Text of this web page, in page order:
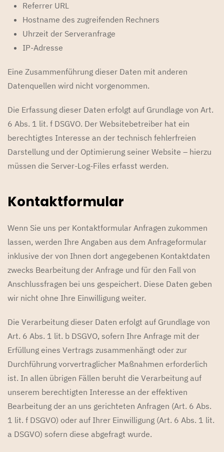
Referrer URL
Hostname des zugreifenden Rechners
Uhrzeit der Serveranfrage
IP-Adresse
Eine Zusammenführung dieser Daten mit anderen
Datenquellen wird nicht vorgenommen.
Die Erfassung dieser Daten erfolgt auf Grundlage von Art.
6 Abs. 1 lit. f DSGVO. Der Websitebetreiber hat ein
berechtigtes Interesse an der technisch fehlerfreien
Darstellung und der Optimierung seiner Website – hierzu
müssen die Server-Log-Files erfasst werden.
Kontaktformular
Wenn Sie uns per Kontaktformular Anfragen zukommen
lassen, werden Ihre Angaben aus dem Anfrageformular
inklusive der von Ihnen dort angegebenen Kontaktdaten
zwecks Bearbeitung der Anfrage und für den Fall von
Anschlussfragen bei uns gespeichert. Diese Daten geben
wir nicht ohne Ihre Einwilligung weiter.
Die Verarbeitung dieser Daten erfolgt auf Grundlage von
Art. 6 Abs. 1 lit. b DSGVO, sofern Ihre Anfrage mit der
Erfüllung eines Vertrags zusammenhängt oder zur
Durchführung vorvertraglicher Maßnahmen erforderlich
ist. In allen übrigen Fällen beruht die Verarbeitung auf
unserem berechtigten Interesse an der effektiven
Bearbeitung der an uns gerichteten Anfragen (Art. 6 Abs.
1 lit. f DSGVO) oder auf Ihrer Einwilligung (Art. 6 Abs. 1 lit.
a DSGVO) sofern diese abgefragt wurde.